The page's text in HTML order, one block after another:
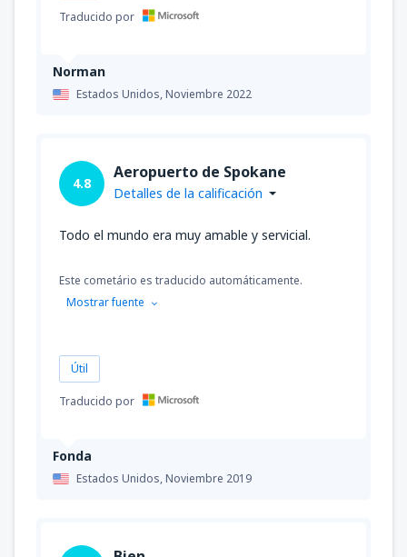
Norman
Estados Unidos,Noviembre 2022
Traducido por
Fonda
Estados Unidos,Noviembre 2019
4.8
Aeropuerto de Spokane
Detalles de la calificación
Todo el mundo era muy amable y servicial.
Este cometário es traducido automáticamente.
Mostrar fuente
Útil
Traducido por